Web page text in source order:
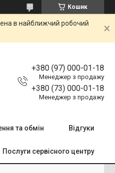
Кошик
в найближчий робочий
+380 (97) 000-01-18
Менеджер з продажу
+380 (73) 000-01-18
Менеджер з продажу
та обмін Відгуки
Послуги сервісного центру